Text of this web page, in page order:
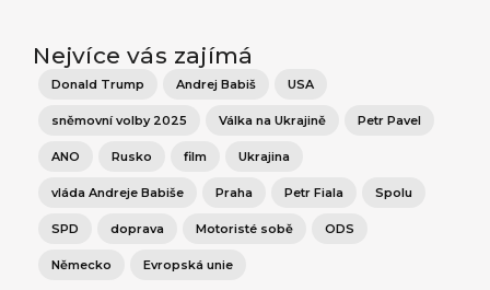
Nejvíce vás zajímá
Donald Trump Andrej Babiš USA
sněmovní volby 2025 Válka na Ukrajině Petr Pavel
ANO Rusko film Ukrajina
vláda Andreje Babiše Praha Petr Fiala Spolu
SPD doprava Motoristé sobě ODS
Německo Evropská unie